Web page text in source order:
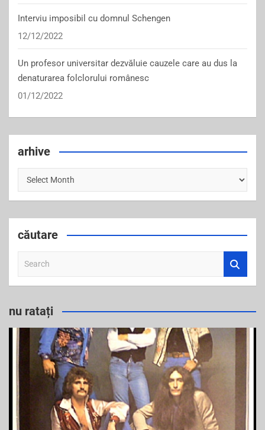
Interviu imposibil cu domnul Schengen
12/12/2022
Un profesor universitar dezvăluie cauzele care au dus la
denaturarea folclorului românesc
01/12/2022
arhive
arhive
căutare
a
c
nu ratați